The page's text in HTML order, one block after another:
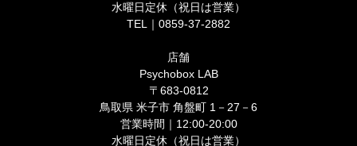
水曜日定休（祝日は営業）
TEL｜0859-37-2882
店舗
Psychobox LAB
〒683-0812
鳥取県 米子市 角盤町 1－27－6
営業時間｜12:00-20:00
水曜日定休（祝日は営業）